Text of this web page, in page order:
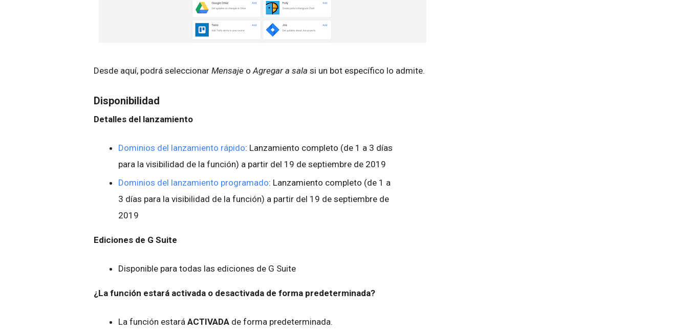
Desde aquí, podrá seleccionar Mensaje o Agregar a sala si un bot específico lo admite.
Disponibilidad
Detalles del lanzamiento
Dominios del lanzamiento rápido: Lanzamiento completo (de 1 a 3 días
para la visibilidad de la función) a partir del 19 de septiembre de 2019
Dominios del lanzamiento programado: Lanzamiento completo (de 1 a
3 días para la visibilidad de la función) a partir del 19 de septiembre de
2019
Ediciones de G Suite
Disponible para todas las ediciones de G Suite
¿La función estará activada o desactivada de forma predeterminada?
La función estará ACTIVADA de forma predeterminada.